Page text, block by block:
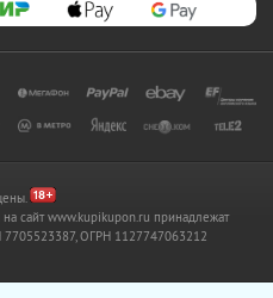
сайт www.kupikupon.ru принадлежат
ОГРН 1127747063212